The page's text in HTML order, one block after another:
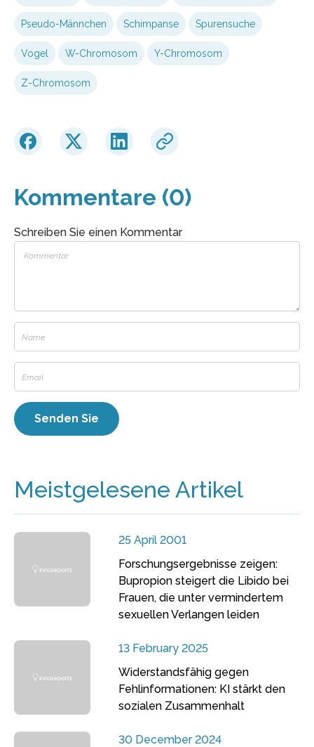
Pseudo-Männchen Schimpanse Spurensuche
Vogel W-Chromosom Y-Chromosom
Z-Chromosom
Kommentare (0)
Schreiben Sie einen Kommentar
Meistgelesene Artikel
25 April 2001
Forschungsergebnisse zeigen:
Bupropion steigert die Libido bei
Frauen, die unter vermindertem
sexuellen Verlangen leiden
13 February 2025
Widerstandsfähig gegen
Fehlinformationen: KI stärkt den
sozialen Zusammenhalt
30 December 2024